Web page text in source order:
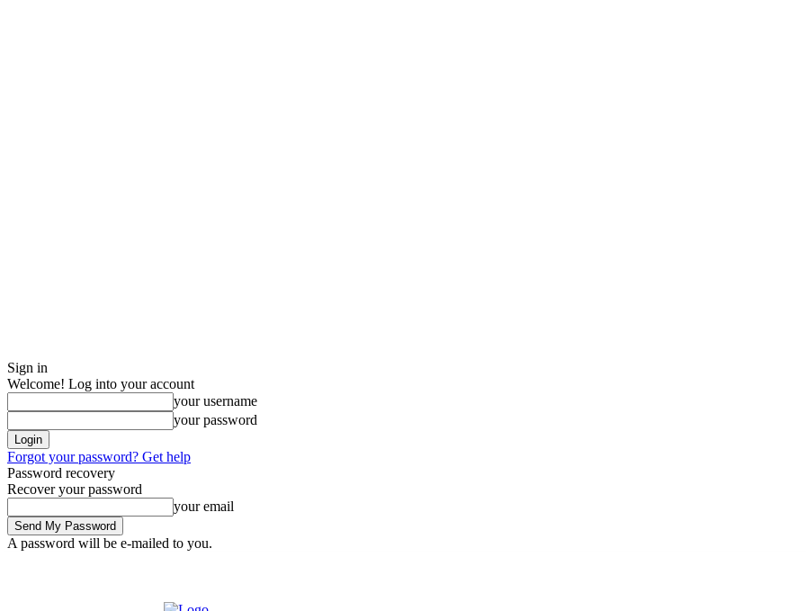
Sign in
Welcome! Log into your account
your username
your password
Forgot your password? Get help
Password recovery
Recover your password
your email
A password will be e-mailed to you.